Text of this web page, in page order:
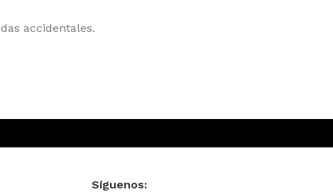
accidentales.
Síguenos: